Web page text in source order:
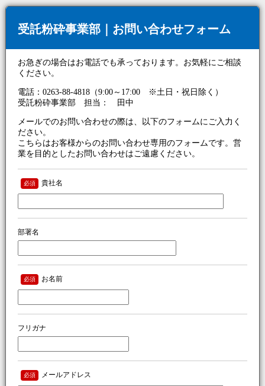
受託粉砕事業部｜お問い合わせフォーム
お急ぎの場合はお電話でも承っております。お気軽にご相談
ください。
電話：0263-88-4818（9:00～17:00 ※土日・祝日除く）
受託粉砕事業部 担当： 田中
メールでのお問い合わせの際は、以下のフォームにご入力く
ださい。
こちらはお客様からのお問い合わせ専用のフォームです。営
業を目的としたお問い合わせはご遠慮ください。
必須 貴社名
部署名
必須 お名前
フリガナ
必須 メールアドレス